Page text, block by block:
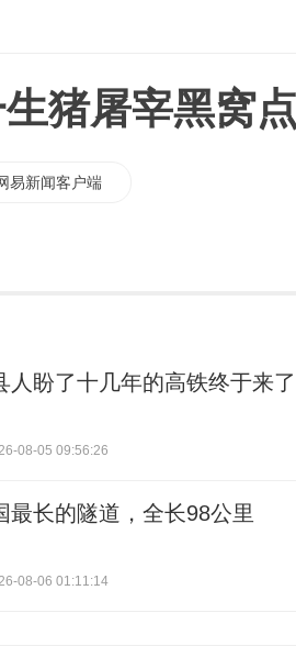
猪屠宰黑窝
易新闻客户端
人盼了十几年的高铁终于来
08-05 09:56:26
最长的隧道，全长98公里
08-06 01:11:14